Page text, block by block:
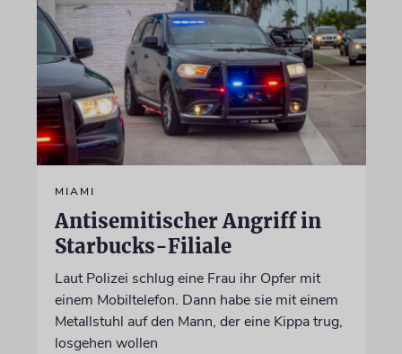
MIAMI
Antisemitischer Angriff in
Starbucks-Filiale
Laut Polizei schlug eine Frau ihr Opfer mit
einem Mobiltelefon. Dann habe sie mit einem
Metallstuhl auf den Mann, der eine Kippa trug,
losgehen wollen